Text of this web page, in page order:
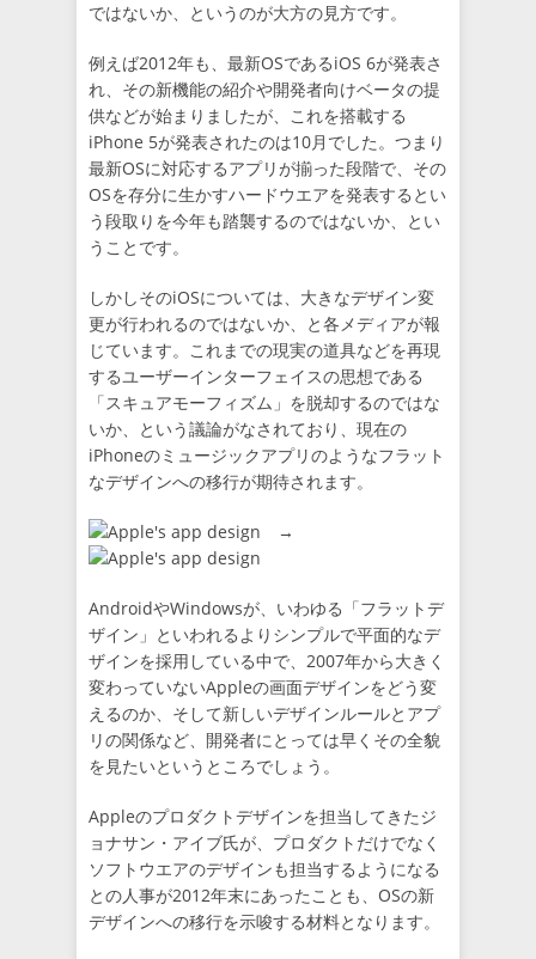
ではないか、というのが大方の見方です。
例えば2012年も、最新OSであるiOS 6が発表さ
れ、その新機能の紹介や開発者向けベータの提
供などが始まりましたが、これを搭載する
iPhone 5が発表されたのは10月でした。つまり
最新OSに対応するアプリが揃った段階で、その
OSを存分に生かすハードウエアを発表するとい
う段取りを今年も踏襲するのではないか、とい
うことです。
しかしそのiOSについては、大きなデザイン変
更が行われるのではないか、と各メディアが報
じています。これまでの現実の道具などを再現
するユーザーインターフェイスの思想である
「スキュアモーフィズム」を脱却するのではな
いか、という議論がなされており、現在の
iPhoneのミュージックアプリのようなフラット
なデザインへの移行が期待されます。
→
AndroidやWindowsが、いわゆる「フラットデ
ザイン」といわれるよりシンプルで平面的なデ
ザインを採用している中で、2007年から大きく
変わっていないAppleの画面デザインをどう変
えるのか、そして新しいデザインルールとアプ
リの関係など、開発者にとっては早くその全貌
を見たいというところでしょう。
Appleのプロダクトデザインを担当してきたジ
ョナサン・アイブ氏が、プロダクトだけでなく
ソフトウエアのデザインも担当するようになる
との人事が2012年末にあったことも、OSの新
デザインへの移行を示唆する材料となります。